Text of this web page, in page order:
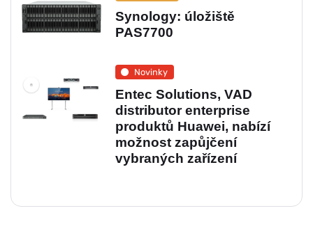
Synology: úložiště
PAS7700
Novinky
Entec Solutions, VAD
distributor enterprise
produktů Huawei, nabízí
možnost zapůjčení
vybraných zařízení